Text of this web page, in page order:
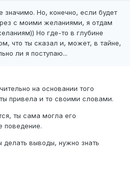
значимо. Но, конечно, если будет
с моими желаниями, я отдам
Но где-то в глубине
что ты сказал и, может, в тайне,
ли я поступаю...
на основании того
привела и то своими словами.
ты сама могла его
поведение.
выводы, нужно знать